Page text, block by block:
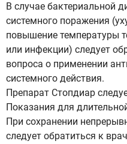
В случае бактериальной
системного поражения
повышение температуры
или инфекции) следует
вопроса о применении
системного действия.
Препарат Стопдиар
Показания для
При сохранении
следует обратиться к